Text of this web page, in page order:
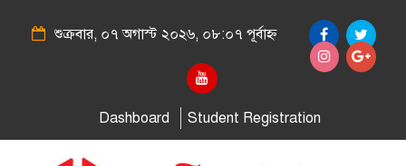
শুক্রবার, ০৭ অগাস্ট ২০২৬, ০৮:০৭ পূর্বাহ্ন
Dashboard Student Registration